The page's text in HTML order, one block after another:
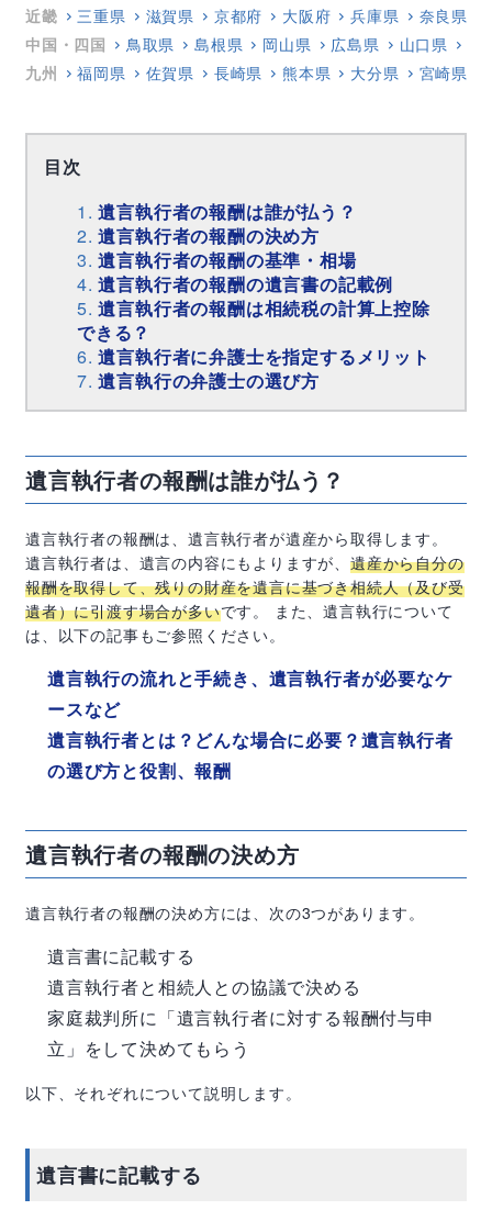
近畿
三重県 滋賀県 京都府 大阪府 兵庫県 奈良県
中国・四国
鳥取県 島根県 岡山県 広島県 山口県
九州
福岡県 佐賀県 長崎県 熊本県 大分県 宮崎県
目次
遺言執行者の報酬は誰が払う？
遺言執行者の報酬の決め方
遺言執行者の報酬の基準・相場
遺言執行者の報酬の遺言書の記載例
遺言執行者の報酬は相続税の計算上控除
できる？
遺言執行者に弁護士を指定するメリット
遺言執行の弁護士の選び方
遺言執行者の報酬は誰が払う？
遺言執行者の報酬は、遺言執行者が遺産から取得します。
遺言執行者は、遺言の内容にもよりますが、 遺産から自分の
報酬を取得して、残りの財産を遺言に基づき相続人（及び受
遺者）に引渡す場合が多いです。 また、遺言執行について
は、以下の記事もご参照ください。
遺言執行の流れと手続き、遺言執行者が必要なケ
ースなど
遺言執行者とは？どんな場合に必要？遺言執行者
の選び方と役割、報酬
遺言執行者の報酬の決め方
遺言執行者の報酬の決め方には、次の3つがあります。
遺言書に記載する
遺言執行者と相続人との協議で決める
家庭裁判所に「遺言執行者に対する報酬付与申
立」をして決めてもらう
以下、それぞれについて説明します。
遺言書に記載する